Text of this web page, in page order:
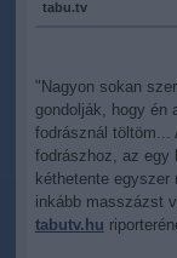
tabu.tv
"Nagyon sokan
gondolják, hogy én
fodrásznál töltöm...
fodrászhoz, az egy
kéthetente egyszer
inkább masszázst
tabutv.hu